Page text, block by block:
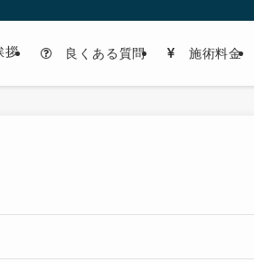
拶 良くある質問 施術料金